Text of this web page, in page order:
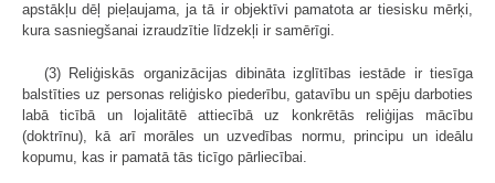
apstākļu dēļ pieļaujama, ja tā ir objektīvi pamatota ar tiesisku mērķi,
kura sasniegšanai izraudzītie līdzekļi ir samērīgi.
(3) Reliģiskās organizācijas dibināta izglītības iestāde ir tiesīga
balstīties uz personas reliģisko piederību, gatavību un spēju darboties
labā ticībā un lojalitātē attiecībā uz konkrētās reliģijas mācību
(doktrīnu), kā arī morāles un uzvedības normu, principu un ideālu
kopumu, kas ir pamatā tās ticīgo pārliecībai.